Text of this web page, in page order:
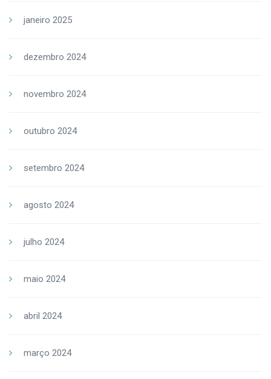
janeiro 2025
dezembro 2024
novembro 2024
outubro 2024
setembro 2024
agosto 2024
julho 2024
maio 2024
abril 2024
março 2024